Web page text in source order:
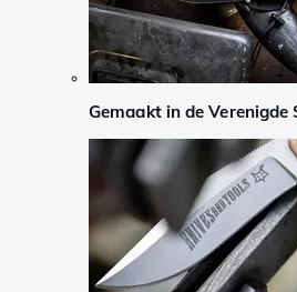
Gemaakt in de Verenigde